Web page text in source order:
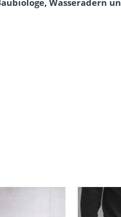
Wasseradern